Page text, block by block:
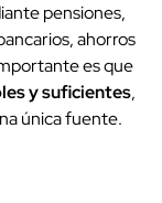
pensiones,
ahorros
es que
y suficientes,
única fuente.